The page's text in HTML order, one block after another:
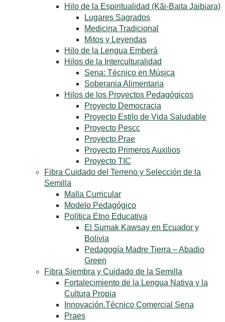
Hilo de la Espiritualidad (Kãi-Baita Jaibiara)
Lugares Sagrados
Medicina Tradicional
Mitos y Leyendas
Hilo de la Lengua Emberá
Hilos de la Interculturalidad
Sena: Técnico en Música
Soberania Alimentaria
Hilos de los Proyectos Pedagógicos
Proyecto Democracia
Proyecto Estilo de Vida Saludable
Proyecto Pescc
Proyecto Prae
Proyecto Primeros Auxilios
Proyecto TIC
Fibra Cuidado del Terreno y Selección de la
Semilla
Malla Curricular
Modelo Pedagógico
Política Etno Educativa
El Sumak Kawsay en Ecuador y
Bolivia
Pedagogía Madre Tierra – Abadio
Green
Fibra Siembra y Cuidado de la Semilla
Fortalecimiento de la Lengua Nativa y la
Cultura Propia
Innovación.Técnico Comercial Sena
Praes